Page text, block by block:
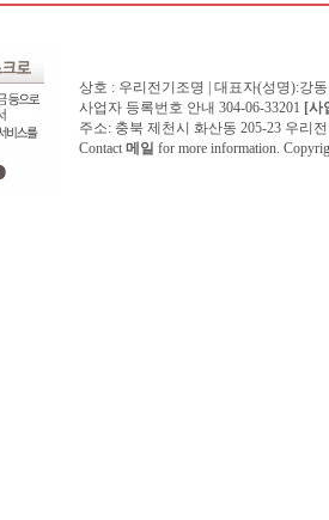
상호 : 우리전기조명 | 대표자(성명):강
사업자 등록번호 안내 304-06-33201 [사
주소: 충북 제천시 화산동 205-23 우리
Contact 메일 for more information.